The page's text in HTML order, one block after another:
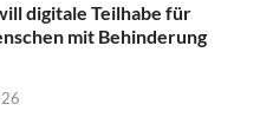
digitale Teilhabe für
mit Behinderung